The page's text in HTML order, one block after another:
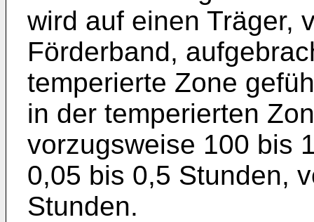
wird auf einen Träger,
Förderband,
temperierte Zone
in der temperierten
vorzugsweise 100 bis
0,05 bis 0,5 Stunden,
Stunden.